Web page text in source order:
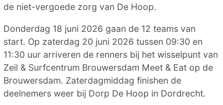
de niet-vergoede zorg van De Hoop.
Donderdag 18 juni 2026 gaan de 12 teams van
start. Op zaterdag 20 juni 2026 tussen 09:30 en
11:30 uur arriveren de renners bij het wisselpunt van
Zeil & Surfcentrum Brouwersdam Meet & Eat op de
Brouwersdam. Zaterdagmiddag finishen de
deelnemers weer bij Dorp De Hoop in Dordrecht.